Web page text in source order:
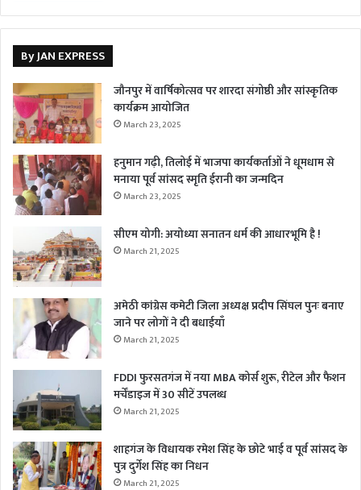
By JAN EXPRESS
जौनपुर में वार्षिकोत्सव पर शारदा संगोष्ठी और सांस्कृतिक
कार्यक्रम आयोजित
March 23, 2025
हनुमान गढ़ी, तिलोई में भाजपा कार्यकर्ताओं ने धूमधाम से
मनाया पूर्व सांसद स्मृति ईरानी का जन्मदिन
March 23, 2025
सीएम योगी: अयोध्या सनातन धर्म की आधारभूमि है !
March 21, 2025
अमेठी कांग्रेस कमेटी जिला अध्यक्ष प्रदीप सिंघल पुनः बनाए
जाने पर लोगों ने दी बधाईयाँ
March 21, 2025
FDDI फुरसतगंज में नया MBA कोर्स शुरू, रीटेल और फैशन
मर्चेंडाइज में 30 सीटें उपलब्ध
March 21, 2025
शाहगंज के विधायक रमेश सिंह के छोटे भाई व पूर्व सांसद के
पुत्र दुर्गेश सिंह का निधन
March 21, 2025